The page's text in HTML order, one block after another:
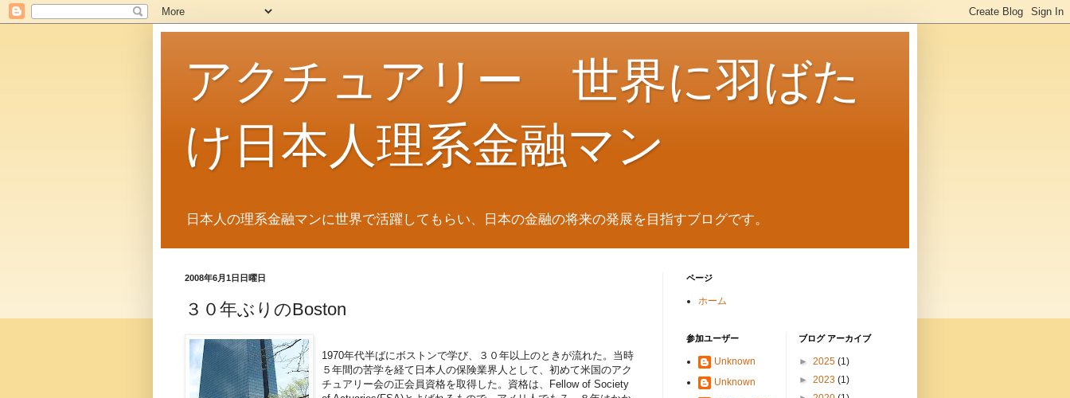
アクチュアリー 世界に羽ばた
け日本人理系金融マン
日本人の理系金融マンに世界で活躍してもらい、日本の金融の将来の発展を目指すブログです。
2008年6月1日日曜日
３０年ぶりのBoston
1970年代半ばにボストンで学び、３０年以上のときが流れた。当時
５年間の苦学を経て日本人の保険業界人として、初めて米国のアク
チュアリー会の正会員資格を取得した。資格は、Fellow of Society
ページ
ホーム
参加ユーザー
Unknown
Unknown
ブログ アーカイブ
► 2025 (1)
► 2023 (1)